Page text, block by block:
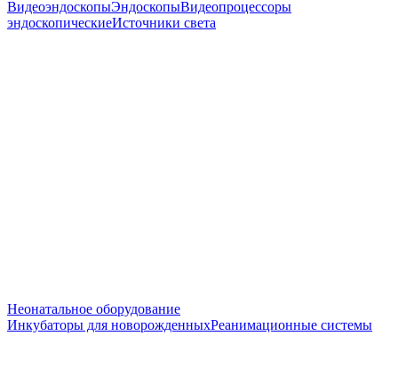
ВидеоэндоскопыЭндоскопыВидеопроцессоры
эндоскопическиеИсточники света
Неонатальное оборудование
Инкубаторы для новорожденныхРеанимационные системы